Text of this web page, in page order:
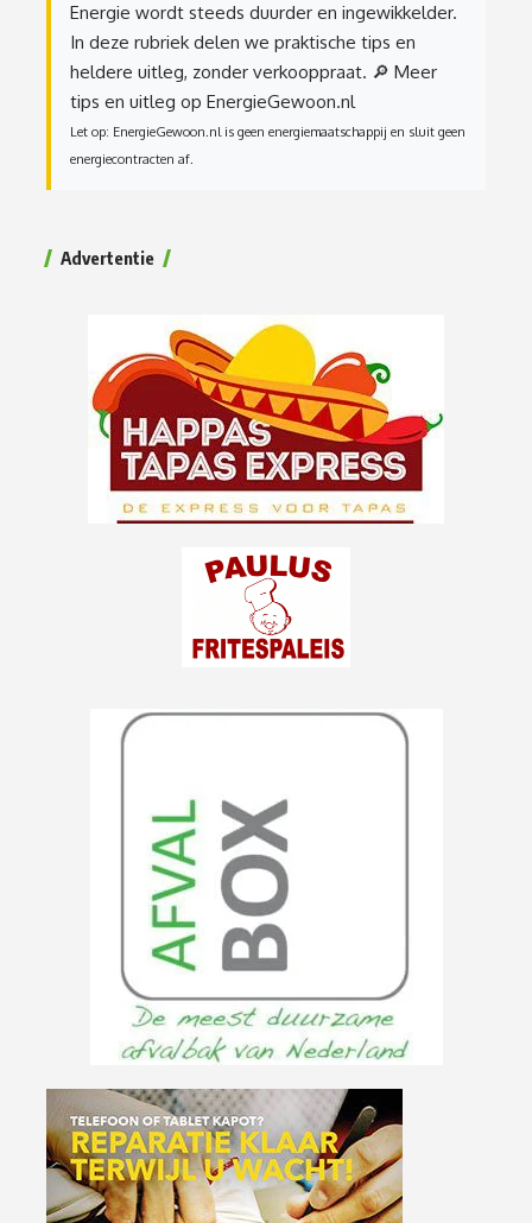
Energie wordt steeds duurder en ingewikkelder.
In deze rubriek delen we praktische tips en
heldere uitleg, zonder verkooppraat. 🔎 Meer
tips en uitleg op EnergieGewoon.nl
Let op: EnergieGewoon.nl is geen energiemaatschappij en sluit geen
energiecontracten af.
Advertentie